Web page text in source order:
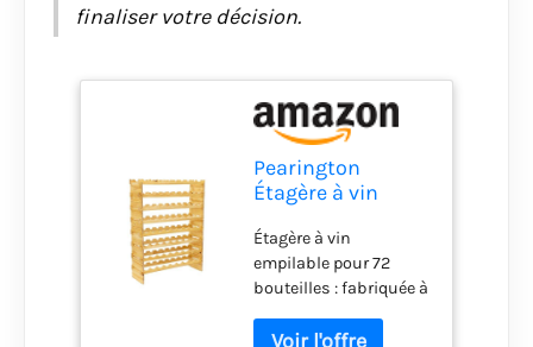
l'assemblage
finaliser votre décision.
Pearington
Étagère à vin
empilable à 8
niveaux en pin
massif pour 72
bouteilles,
Étagère à vin
empilable pour 72
bouteilles : fabriquée à
à vin empilable